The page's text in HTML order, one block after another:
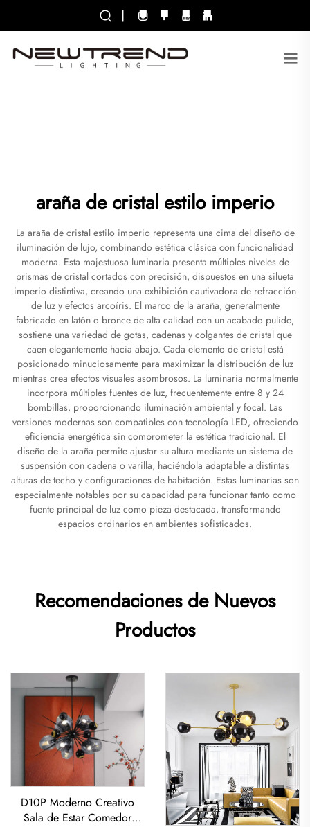
|
araña de cristal estilo imperio
La araña de cristal estilo imperio representa una cima del diseño de
iluminación de lujo, combinando estética clásica con funcionalidad
moderna. Esta majestuosa luminaria presenta múltiples niveles de
prismas de cristal cortados con precisión, dispuestos en una silueta
imperio distintiva, creando una exhibición cautivadora de refracción
de luz y efectos arcoíris. El marco de la araña, generalmente
fabricado en latón o bronce de alta calidad con un acabado pulido,
sostiene una variedad de gotas, cadenas y colgantes de cristal que
caen elegantemente hacia abajo. Cada elemento de cristal está
posicionado minuciosamente para maximizar la distribución de luz
mientras crea efectos visuales asombrosos. La luminaria normalmente
incorpora múltiples fuentes de luz, frecuentemente entre 8 y 24
bombillas, proporcionando iluminación ambiental y focal. Las
versiones modernas son compatibles con tecnología LED, ofreciendo
eficiencia energética sin comprometer la estética tradicional. El
diseño de la araña permite ajustar su altura mediante un sistema de
suspensión con cadena o varilla, haciéndola adaptable a distintas
alturas de techo y configuraciones de habitación. Estas luminarias son
especialmente notables por su capacidad para funcionar tanto como
fuente principal de luz como pieza destacada, transformando
espacios ordinarios en ambientes sofisticados.
Recomendaciones de Nuevos
Productos
D10P Moderno Creativo
Sala de Estar Comedor